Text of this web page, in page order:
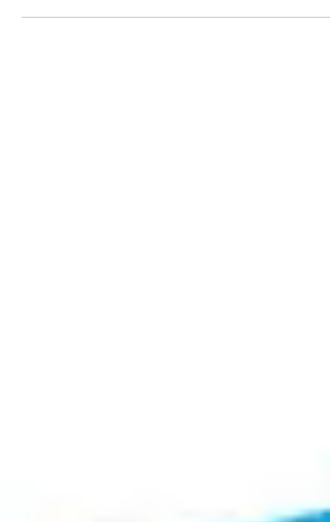
compréhension du monde. Voyager
découvrir de nouvelles perspectives,